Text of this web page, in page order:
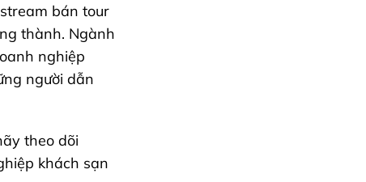
bán tour
thành. Ngành
nghiệp
người dẫn
theo dõi
khách sạn